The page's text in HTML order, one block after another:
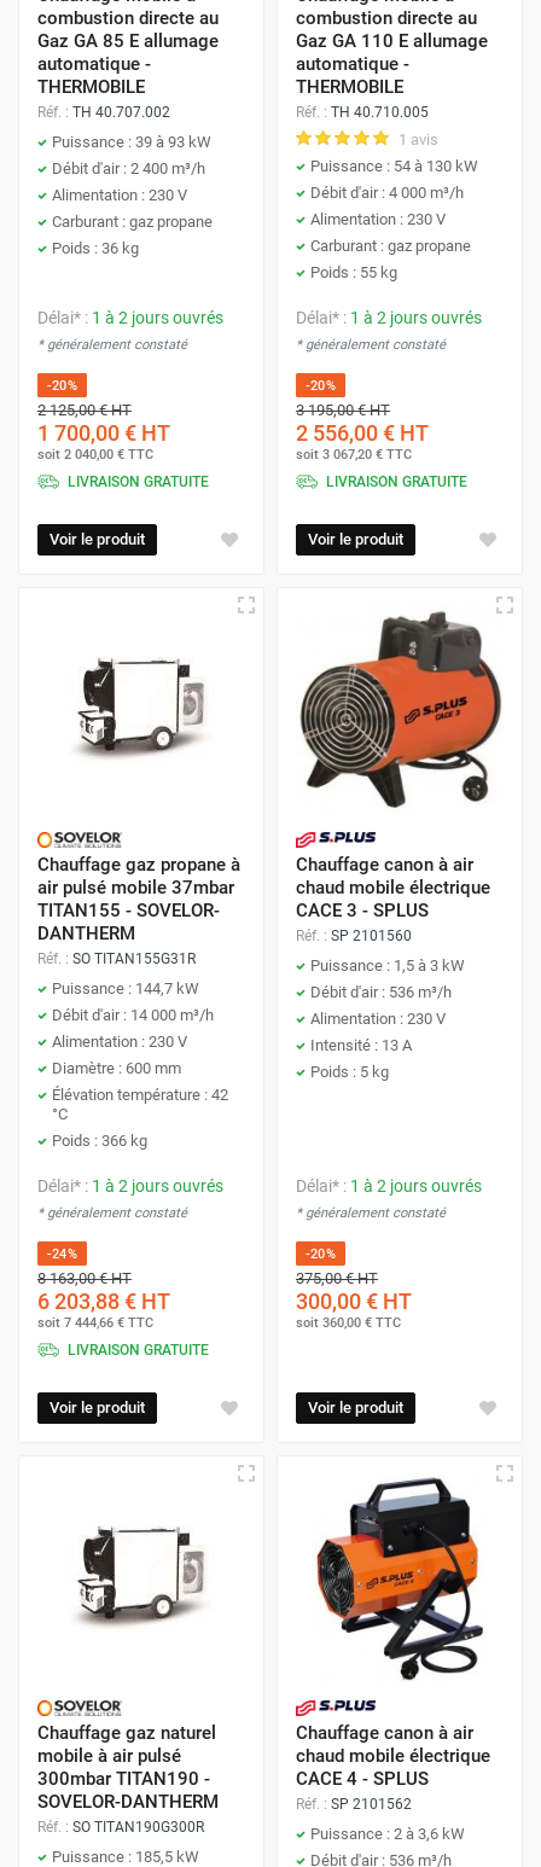
combustion directe au
Gaz GA 85 E allumage
automatique -
THERMOBILE
Réf. : TH 40.707.002
Puissance : 39 à 93 kW
Débit d'air : 2 400 m³/h
Alimentation : 230 V
Carburant : gaz propane
Poids : 36 kg
Délai* : 1 à 2 jours ouvrés
* généralement constaté
-20%
2 125,00 €HT
1 700,00 € HT
soit 2 040,00 € TTC
LIVRAISON GRATUITE
Voir le produit
combustion directe au
Gaz GA 110 E allumage
automatique -
THERMOBILE
Réf. : TH 40.710.005
1 avis
Puissance : 54 à 130 kW
Débit d'air : 4 000 m³/h
Alimentation : 230 V
Carburant : gaz propane
Poids : 55 kg
Délai* : 1 à 2 jours ouvrés
* généralement constaté
-20%
3 195,00 €HT
2 556,00 € HT
soit 3 067,20 € TTC
LIVRAISON GRATUITE
Voir le produit
Chauffage gaz propane à
air pulsé mobile 37mbar
TITAN155 - SOVELOR-
DANTHERM
Réf. : SO TITAN155G31R
Puissance : 144,7 kW
Débit d'air : 14 000 m³/h
Alimentation : 230 V
Diamètre : 600 mm
Élévation température : 42
°C
Poids : 366 kg
Délai* : 1 à 2 jours ouvrés
* généralement constaté
-24%
8 163,00 €HT
6 203,88 € HT
soit 7 444,66 € TTC
LIVRAISON GRATUITE
Voir le produit
Chauffage canon à air
chaud mobile électrique
CACE 3 - SPLUS
Réf. : SP 2101560
Puissance : 1,5 à 3 kW
Débit d'air : 536 m³/h
Alimentation : 230 V
Intensité : 13 A
Poids : 5 kg
Délai* : 1 à 2 jours ouvrés
* généralement constaté
-20%
375,00 €HT
300,00 € HT
soit 360,00 € TTC
Voir le produit
Chauffage gaz naturel
mobile à air pulsé
300mbar TITAN190 -
SOVELOR-DANTHERM
Réf. : SO TITAN190G300R
Puissance : 185,5 kW
Chauffage canon à air
chaud mobile électrique
CACE 4 - SPLUS
Réf. : SP 2101562
Puissance : 2 à 3,6 kW
Débit d'air : 536 m³/h